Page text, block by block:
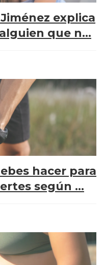
explica
que n...
hacer para
según ...